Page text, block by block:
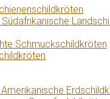
Schmuckschildkröten